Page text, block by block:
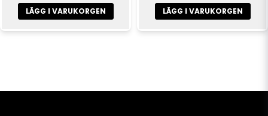
LÄGG I VARUKORGEN LÄGG I VARUKORGEN